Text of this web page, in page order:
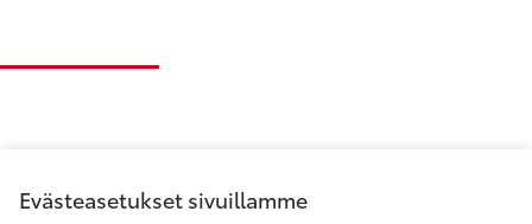
Evästeasetukset sivuillamme